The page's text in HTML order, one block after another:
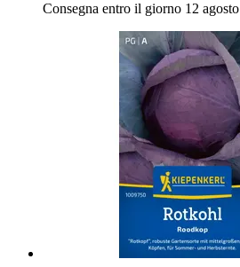
Consegna entro il giorno 12 agosto